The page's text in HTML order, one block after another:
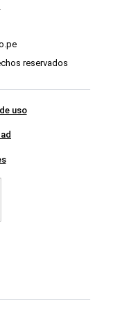
reservados
uso